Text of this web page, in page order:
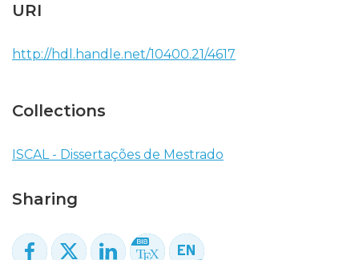
URI
http://hdl.handle.net/10400.21/4617
Collections
ISCAL - Dissertações de Mestrado
Sharing